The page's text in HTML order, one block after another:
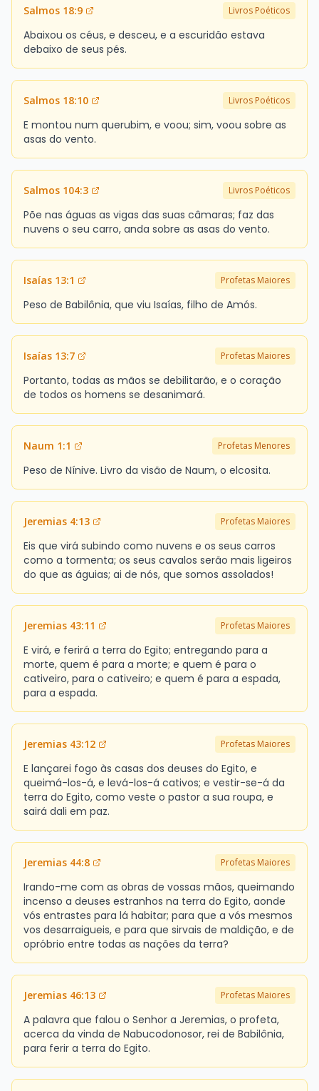
Salmos 18:9 Livros Poéticos
Abaixou os céus, e desceu, e a escuridão estava
debaixo de seus pés.
Salmos 18:10 Livros Poéticos
E montou num querubim, e voou; sim, voou sobre as
asas do vento.
Salmos 104:3 Livros Poéticos
Põe nas águas as vigas das suas câmaras; faz das
nuvens o seu carro, anda sobre as asas do vento.
Isaías 13:1 Profetas Maiores
Peso de Babilônia, que viu Isaías, filho de Amós.
Isaías 13:7 Profetas Maiores
Portanto, todas as mãos se debilitarão, e o coração
de todos os homens se desanimará.
Naum 1:1 Profetas Menores
Peso de Nínive. Livro da visão de Naum, o elcosita.
Jeremias 4:13 Profetas Maiores
Eis que virá subindo como nuvens e os seus carros
como a tormenta; os seus cavalos serão mais ligeiros
do que as águias; ai de nós, que somos assolados!
Jeremias 43:11 Profetas Maiores
E virá, e ferirá a terra do Egito; entregando para a
morte, quem é para a morte; e quem é para o
cativeiro, para o cativeiro; e quem é para a espada,
para a espada.
Jeremias 43:12 Profetas Maiores
E lançarei fogo às casas dos deuses do Egito, e
queimá-los-á, e levá-los-á cativos; e vestir-se-á da
terra do Egito, como veste o pastor a sua roupa, e
sairá dali em paz.
Jeremias 44:8 Profetas Maiores
Irando-me com as obras de vossas mãos, queimando
incenso a deuses estranhos na terra do Egito, aonde
vós entrastes para lá habitar; para que a vós mesmos
vos desarraigueis, e para que sirvais de maldição, e de
opróbrio entre todas as nações da terra?
Jeremias 46:13 Profetas Maiores
A palavra que falou o Senhor a Jeremias, o profeta,
acerca da vinda de Nabucodonosor, rei de Babilônia,
para ferir a terra do Egito.